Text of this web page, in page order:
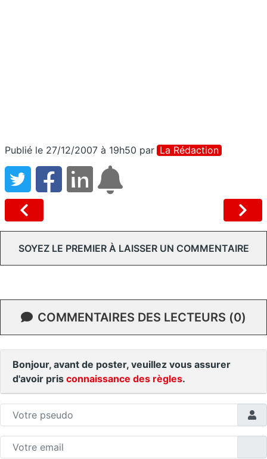
Publié le 27/12/2007 à 19h50 par La Rédaction
SOYEZ LE PREMIER À LAISSER UN COMMENTAIRE
COMMENTAIRES DES LECTEURS (0)
Bonjour, avant de poster, veuillez vous assurer
d'avoir pris connaissance des règles.